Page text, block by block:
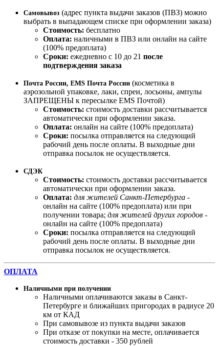
Самовывоз (адрес пункта выдачи заказов (ПВЗ) можно
выбрать в выпадающем списке при оформлении заказа)
Стоимость: бесплатно
Оплата: наличными в ПВЗ или онлайн на сайте
(100% предоплата)
Сроки: ежедневно с 10 до 21 после
подтверждения заказа
Почта России, EMS Почта России (косметика в
аэрозольной упаковке, лаки, спреи, лосьоны, ампулы
ЗАПРЕЩЕНЫ к пересылке EMS Почтой)
Стоимость: стоимость доставки рассчитывается
автоматически при оформлении заказа.
Оплата: онлайн на сайте (100% предоплата)
Сроки: посылка отправляется на следующий
рабочий день после оплаты. В выходные дни
отправка посылок не осуществляется.
СДЭК
Стоимость: стоимость доставки рассчитывается
автоматически при оформлении заказа.
Оплата: для жителей Санкт-Петербурга -
онлайн на сайте (100% предоплата) или при
получении товара; для жителей других городов -
онлайн на сайте (100% предоплата)
Сроки: посылка отправляется на следующий
рабочий день после оплаты. В выходные дни
отправка посылок не осуществляется.
ОПЛАТА
Наличными при получении
Наличными оплачиваются заказы в Санкт-
Петербурге и ближайших пригородах в радиусе 20
км от КАД
При самовывозе из пункта выдачи заказов
При отказе от покупки на месте, оплачивается
стоимость доставки - 350 рублей